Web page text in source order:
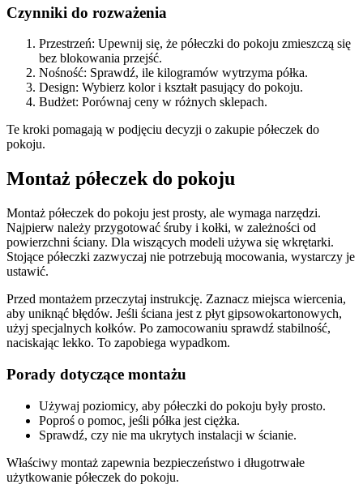
Czynniki do rozważenia
Przestrzeń: Upewnij się, że półeczki do pokoju zmieszczą się
bez blokowania przejść.
Nośność: Sprawdź, ile kilogramów wytrzyma półka.
Design: Wybierz kolor i kształt pasujący do pokoju.
Budżet: Porównaj ceny w różnych sklepach.
Te kroki pomagają w podjęciu decyzji o zakupie półeczek do
pokoju.
Montaż półeczek do pokoju
Montaż półeczek do pokoju jest prosty, ale wymaga narzędzi.
Najpierw należy przygotować śruby i kołki, w zależności od
powierzchni ściany. Dla wiszących modeli używa się wkrętarki.
Stojące półeczki zazwyczaj nie potrzebują mocowania, wystarczy je
ustawić.
Przed montażem przeczytaj instrukcję. Zaznacz miejsca wiercenia,
aby uniknąć błędów. Jeśli ściana jest z płyt gipsowokartonowych,
użyj specjalnych kołków. Po zamocowaniu sprawdź stabilność,
naciskając lekko. To zapobiega wypadkom.
Porady dotyczące montażu
Używaj poziomicy, aby półeczki do pokoju były prosto.
Poproś o pomoc, jeśli półka jest ciężka.
Sprawdź, czy nie ma ukrytych instalacji w ścianie.
Właściwy montaż zapewnia bezpieczeństwo i długotrwałe
użytkowanie półeczek do pokoju.